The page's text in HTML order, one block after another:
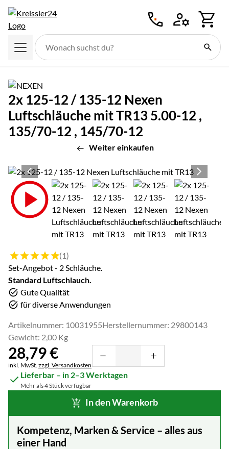
2x 125-12 / 135-12 Nexen
Luftschläuche mit TR13 5.00-12 ,
135/70-12 , 145/70-12
Weiter einkaufen
Produktgalerie
Zur Kaufbox springen
Bewertung: 5 von 5 (1 Bewertungen)
(1)
Set-Angebot - 2 Schläuche.
Standard Luftschlauch.
Gute Qualität
für diverse Anwendungen
Artikelnummer: 10031955Herstellernummer: 29800143
Gewicht: 2,00 Kg
28,79€
Steuerhinweis:
inkl. MwSt. zzgl. Versandkosten
Lieferbar – in 2–3 Werktagen
Mehr als 4 Stück verfügbar
In den Warenkorb
Kompetenz, Marken & Service – alles aus
einer Hand